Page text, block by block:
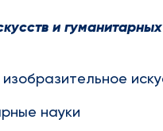
и
науки